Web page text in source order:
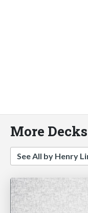
More
See All by Henry